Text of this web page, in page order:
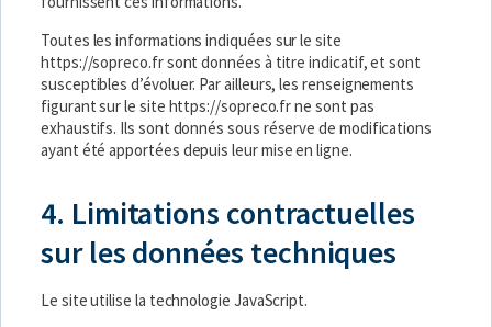
Toutes les informations indiquées sur le site
https://sopreco.frsont données à titre indicatif, et sont
susceptibles d’évoluer. Par ailleurs, les renseignements
figurant sur le site https://sopreco.frne sont pas
exhaustifs. Ils sont donnés sous réserve de modifications
ayant été apportées depuis leur mise en ligne.
4. Limitations contractuelles
sur les données techniques
Le site utilise la technologie JavaScript.